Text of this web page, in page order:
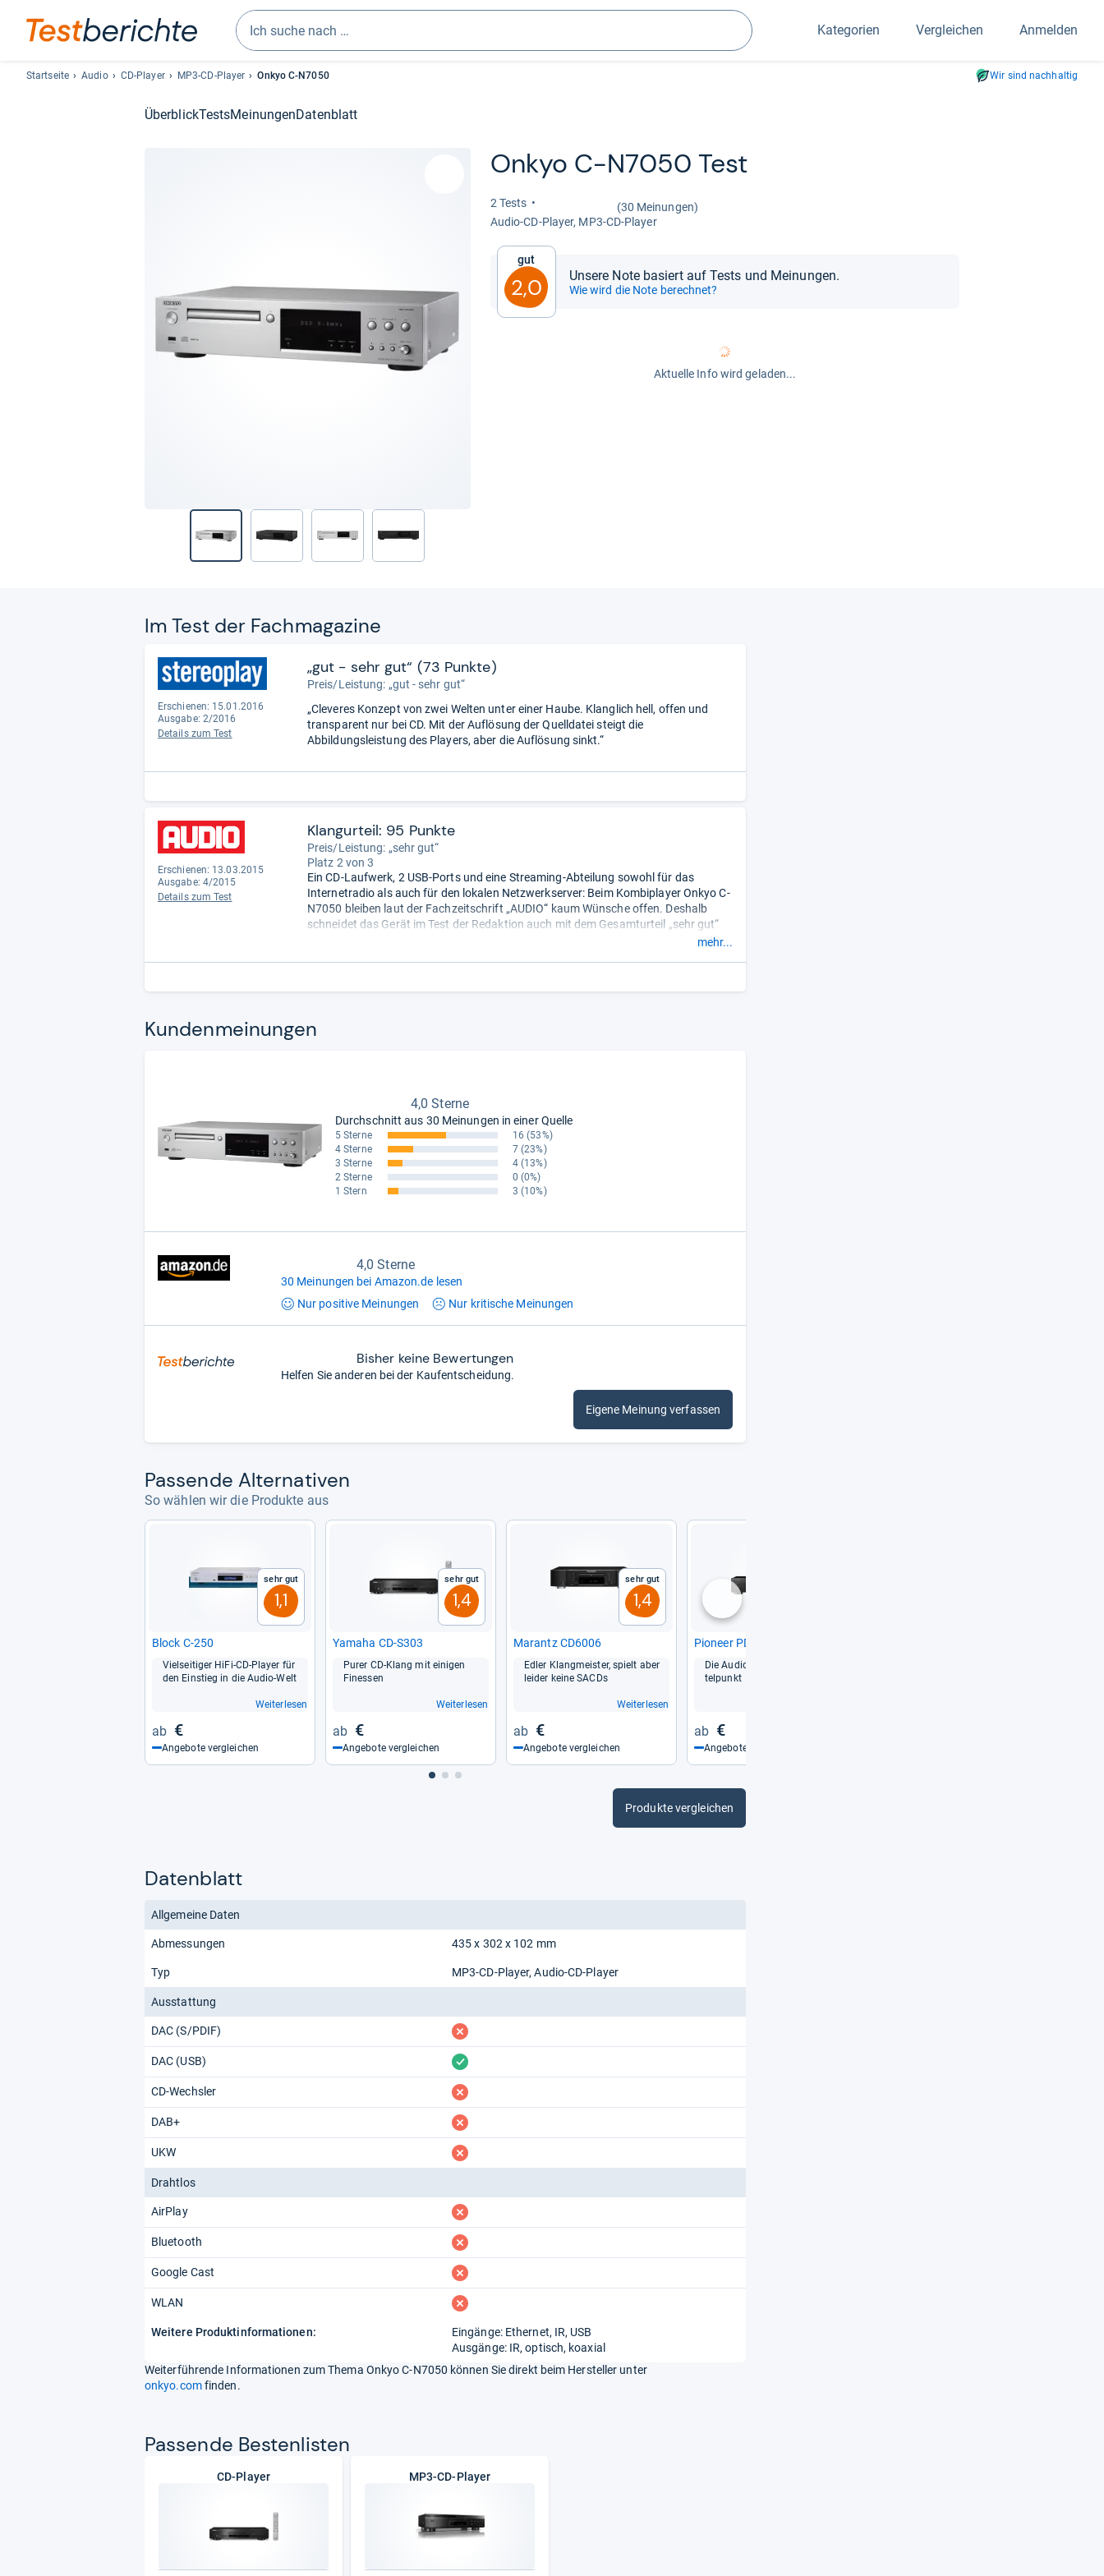
Suchen
Sie
drei
den
Pfeiltasten
auswählen.
Kategorien Vergleichen Anmelden
Startseite Audio CD-Player MP3-CD-Player Onkyo C-N7050 Wir sind nachhaltig
ÜberblickTestsMeinungenDatenblatt
Onkyo C-​N7050 Test
2 Tests
(30 Meinungen)
Audio-​CD-​Player, MP3-​CD-​Player
Gut
2,0 Unsere Note basiert auf Tests und Meinungen.
Wie wird die Note berechnet?
Aktuelle Info wird geladen...
Im Test der Fach­ma­ga­zine
Erschienen: 15.01.2016
Ausgabe: 2/2016
Details zum Test
„gut - sehr gut“ (73 Punkte)
Preis/Leistung: „gut - sehr gut“
„Cleveres Konzept von zwei Welten unter einer Haube. Klanglich hell, offen und
transparent nur bei CD. Mit der Auflösung der Quelldatei steigt die
Abbildungsleistung des Players, aber die Auflösung sinkt.“
Erschienen: 13.03.2015
Ausgabe: 4/2015
Details zum Test
Klangurteil: 95 Punkte
Preis/Leistung: „sehr gut“
Platz 2 von 3
Ein CD-Laufwerk, 2 USB-Ports und eine Streaming-Abteilung sowohl für das
Internetradio als auch für den lokalen Netzwerkserver: Beim Kombiplayer Onkyo C-
N7050 bleiben laut der Fachzeitschrift „AUDIO“ kaum Wünsche offen. Deshalb
schneidet das Gerät im Test der Redaktion auch mit dem Gesamturteil „sehr gut“
ab. Ein weiterer Pluspunkt: Die Bedienung des Players kann via Apple und Android
dar.
mehr...
Kun­den­mei­nun­gen
4,0 Sterne
Durchschnitt aus 30 Meinungen in einer Quelle
5 Sterne 16 (53%)
4 Sterne
7 (23%)
3 Sterne
4 (13%)
2 Sterne
0 (0%)
1 Stern
3 (10%)
4,0 Sterne
30 Meinungen bei Amazon.de lesen
Nur positive Meinungen Nur kritische Meinungen
Bisher keine Bewertungen
Helfen Sie anderen bei der Kaufentscheidung.
Eigene Meinung verfassen
Pas­sende Alter­na­ti­ven
So wählen wir die Produkte aus
Sehr gut
1,1
Block C-​250
Viel­sei­ti­ger HiFi-​CD-​Player für
den Ein­stieg in die Audio-​Welt
Weiterlesen
€
Angebote vergleichen
Sehr gut
1,4
Yamaha CD-​S303
Purer CD-​Klang mit eini­gen
Fines­sen
Weiterlesen
€
Angebote vergleichen
Sehr gut
1,4
Marantz CD6006
Edler Klang­meis­ter, spielt aber
lei­der keine SACDs
Weiterlesen
€
Angebote vergleichen
Pio­neer PD-​10AE
Die Audio-​CD steht hier im Mit­
tel­punkt
€
Angebote vergleichen
nächste
Produkte vergleichen
Datenblatt
Abmessungen 435 x 302 x 102 mm
Allgemeine Daten
Typ MP3-CD-Player Audio-CD-Player
Ausstattung
DAC (S/PDIF) fehlt
DAC (USB) vorhanden
CD-Wechsler fehlt
DAB+ fehlt
UKW fehlt
Drahtlos
AirPlay fehlt
Bluetooth fehlt
Google Cast fehlt
WLAN fehlt
Weitere Produktinformationen:
Eingänge: Ethernet, IR, USB
Ausgänge: IR, optisch, koaxial
Weiterführende Informationen zum Thema Onkyo C-N7050 können Sie direkt beim Hersteller unter
onkyo.comfinden.
Pas­sende Bes­ten­lis­ten
CD-Player MP3-CD-Player